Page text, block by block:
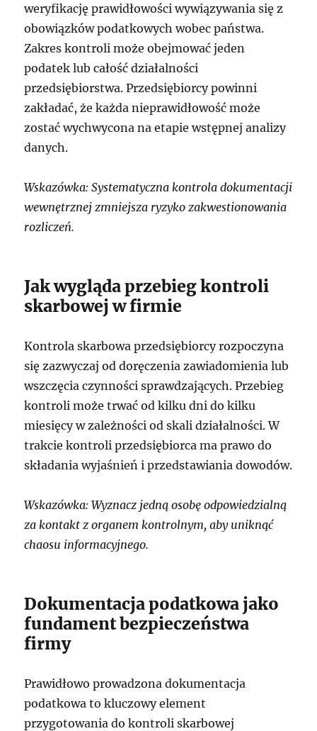
weryfikację prawidłowości wywiązywania się z
obowiązków podatkowych wobec państwa.
Zakres kontroli może obejmować jeden
podatek lub całość działalności
przedsiębiorstwa. Przedsiębiorcy powinni
zakładać, że każda nieprawidłowość może
zostać wychwycona na etapie wstępnej analizy
danych.
Wskazówka: Systematyczna kontrola dokumentacji
wewnętrznej zmniejsza ryzyko zakwestionowania
rozliczeń.
Jak wygląda przebieg kontroli
skarbowej w firmie
Kontrola skarbowa przedsiębiorcy rozpoczyna
się zazwyczaj od doręczenia zawiadomienia lub
wszczęcia czynności sprawdzających. Przebieg
kontroli może trwać od kilku dni do kilku
miesięcy w zależności od skali działalności. W
trakcie kontroli przedsiębiorca ma prawo do
składania wyjaśnień i przedstawiania dowodów.
Wskazówka: Wyznacz jedną osobę odpowiedzialną
za kontakt z organem kontrolnym, aby uniknąć
chaosu informacyjnego.
Dokumentacja podatkowa jako
fundament bezpieczeństwa
firmy
Prawidłowo prowadzona dokumentacja
podatkowa to kluczowy element
przygotowania do kontroli skarbowej